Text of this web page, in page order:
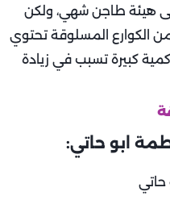
هيئة طاجن شهي، ولكن
أن كل 100 جرام من الكوارع المسلوقة تحتوي
كمية كبيرة تسبب في زيادة
ابو حاتي: